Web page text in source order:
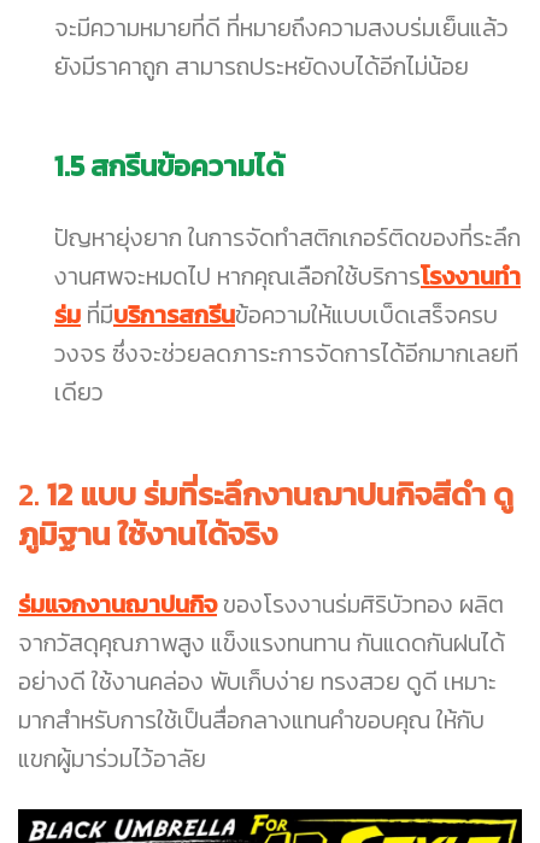
จะมีความหมายที่ดี ที่หมายถึงความสงบร่มเย็นแล้ว
ยังมีราคาถูก สามารถประหยัดงบได้อีกไม่น้อย
1.5สกรีนข้อความได้
ปัญหายุ่งยาก ในการจัดทำสติกเกอร์ติดของที่ระลึก
งานศพจะหมดไป หากคุณเลือกใช้บริการโรงงานทำ
ร่ม ที่มีบริการสกรีนข้อความให้แบบเบ็ดเสร็จครบ
วงจร ซึ่งจะช่วยลดภาระการจัดการได้อีกมากเลยที
เดียว
2.12 แบบ ร่มที่ระลึกงานฌาปนกิจสีดำ ดู
ภูมิฐาน ใช้งานได้จริง
ร่มแจกงานฌาปนกิจของโรงงานร่มศิริบัวทอง ผลิต
จากวัสดุคุณภาพสูง แข็งแรงทนทาน กันแดดกันฝนได้
อย่างดี ใช้งานคล่อง พับเก็บง่าย ทรงสวย ดูดี เหมาะ
มากสำหรับการใช้เป็นสื่อกลางแทนคำขอบคุณ ให้กับ
แขกผู้มาร่วมไว้อาลัย